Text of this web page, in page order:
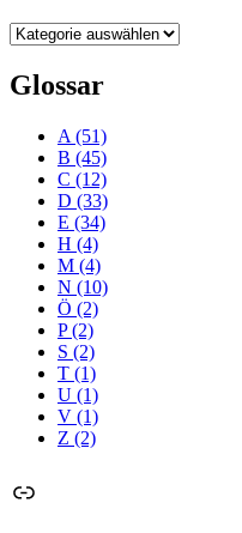
Kategorien
Glossar
A (51)
B (45)
C (12)
D (33)
E (34)
H (4)
M (4)
N (10)
Ö (2)
P(2)
S (2)
T (1)
U (1)
V (1)
Z (2)
Link